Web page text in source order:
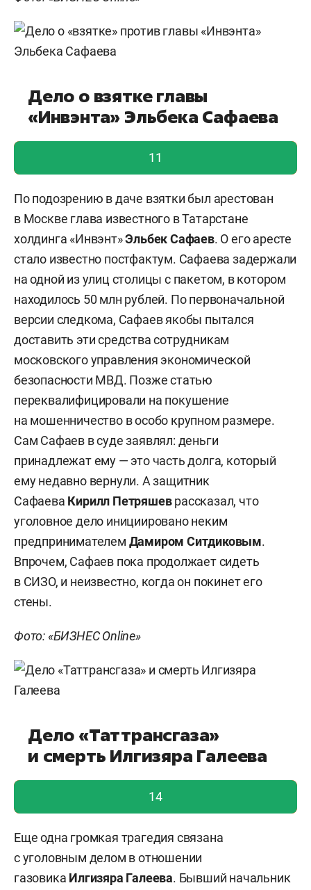
Дело о взятке главы
«Инвэнта» Эльбека Сафаева
голос учтен!
11
По подозрению в даче взятки был арестован
в Москве глава известного в Татарстане
холдинга «Инвэнт»Эльбек Сафаев. О его аресте
стало известно постфактум. Сафаева задержали
на одной из улиц столицы с пакетом, в котором
находилось 50 млн рублей. По первоначальной
версии следкома, Сафаев якобы пытался
доставить эти средства сотрудникам
московского управления экономической
безопасности МВД. Позже статью
переквалифицировали на покушение
на мошенничество в особо крупном размере.
Сам Сафаев в суде заявлял: деньги
принадлежат ему — это часть долга, который
ему недавно вернули. А защитник
Сафаева Кирилл Петряшеврассказал, что
уголовное дело инициировано неким
предпринимателем Дамиром Ситдиковым.
Впрочем, Сафаев пока продолжает сидеть
в СИЗО, и неизвестно, когда он покинет его
стены.
Фото: «БИЗНЕС Online»
Дело «Таттрансгаза»
и смерть Илгизяра Галеева
голос учтен!
14
Еще одна громкая трагедия связана
с уголовным делом в отношении
газовика Илгизяра Галеева. Бывший начальник